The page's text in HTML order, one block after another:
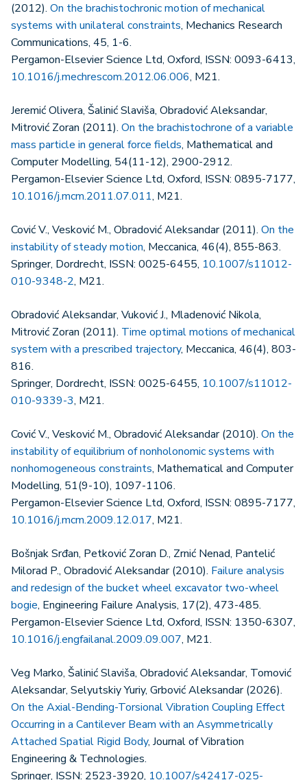
(2012). On the brachistochronic motion of mechanical
systems with unilateral constraints, Mechanics Research
Communications, 45, 1-6.
Pergamon-Elsevier Science Ltd, Oxford, ISSN: 0093-6413,
10.1016/j.mechrescom.2012.06.006, M21.
Jeremić Olivera, Šalinić Slaviša, Obradović Aleksandar,
Mitrović Zoran (2011). On the brachistochrone of a variable
mass particle in general force fields, Mathematical and
Computer Modelling, 54(11-12), 2900-2912.
Pergamon-Elsevier Science Ltd, Oxford, ISSN: 0895-7177,
10.1016/j.mcm.2011.07.011, M21.
Cović V., Vesković M., Obradović Aleksandar (2011). On the
instability of steady motion, Meccanica, 46(4), 855-863.
Springer, Dordrecht, ISSN: 0025-6455, 10.1007/s11012-
010-9348-2, M21.
Obradović Aleksandar, Vuković J., Mladenović Nikola,
Mitrović Zoran (2011). Time optimal motions of mechanical
system with a prescribed trajectory, Meccanica, 46(4), 803-
816.
Springer, Dordrecht, ISSN: 0025-6455, 10.1007/s11012-
010-9339-3, M21.
Cović V., Vesković M., Obradović Aleksandar (2010). On the
instability of equilibrium of nonholonomic systems with
nonhomogeneous constraints, Mathematical and Computer
Modelling, 51(9-10), 1097-1106.
Pergamon-Elsevier Science Ltd, Oxford, ISSN: 0895-7177,
10.1016/j.mcm.2009.12.017, M21.
Bošnjak Srđan, Petković Zoran D., Zrnić Nenad, Pantelić
Milorad P., Obradović Aleksandar (2010). Failure analysis
and redesign of the bucket wheel excavator two-wheel
bogie, Engineering Failure Analysis, 17(2), 473-485.
Pergamon-Elsevier Science Ltd, Oxford, ISSN: 1350-6307,
10.1016/j.engfailanal.2009.09.007, M21.
Veg Marko, Šalinić Slaviša, Obradović Aleksandar, Tomović
Aleksandar, Selyutskiy Yuriy, Grbović Aleksandar (2026).
On the Axial-Bending-Torsional Vibration Coupling Effect
Occurring in a Cantilever Beam with an Asymmetrically
Attached Spatial Rigid Body, Journal of Vibration
Engineering & Technologies.
Springer, ISSN: 2523-3920, 10.1007/s42417-025-